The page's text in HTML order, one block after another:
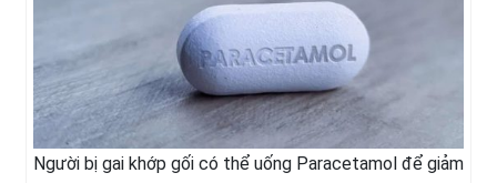
Người bị gai khớp gối có thể uống Paracetamol để giảm